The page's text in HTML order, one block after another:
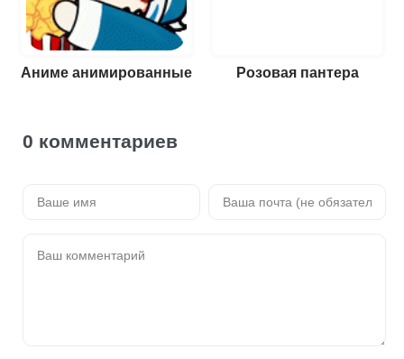
Аниме анимированные Розовая пантера
0 комментариев